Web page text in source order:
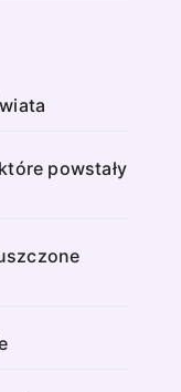
powstały